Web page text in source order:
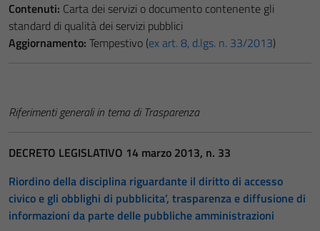
Contenuti: Carta dei servizi o documento contenente gli
standard di qualità dei servizi pubblici
Aggiornamento: Tempestivo (ex art. 8, d.lgs. n. 33/2013)
Riferimenti generali in tema di Trasparenza
DECRETO LEGISLATIVO 14 marzo 2013, n. 33
Riordino della disciplina riguardante il diritto di accesso
civico e gli obblighi di pubblicita’, trasparenza e diffusione di
informazioni da parte delle pubbliche amministrazioni